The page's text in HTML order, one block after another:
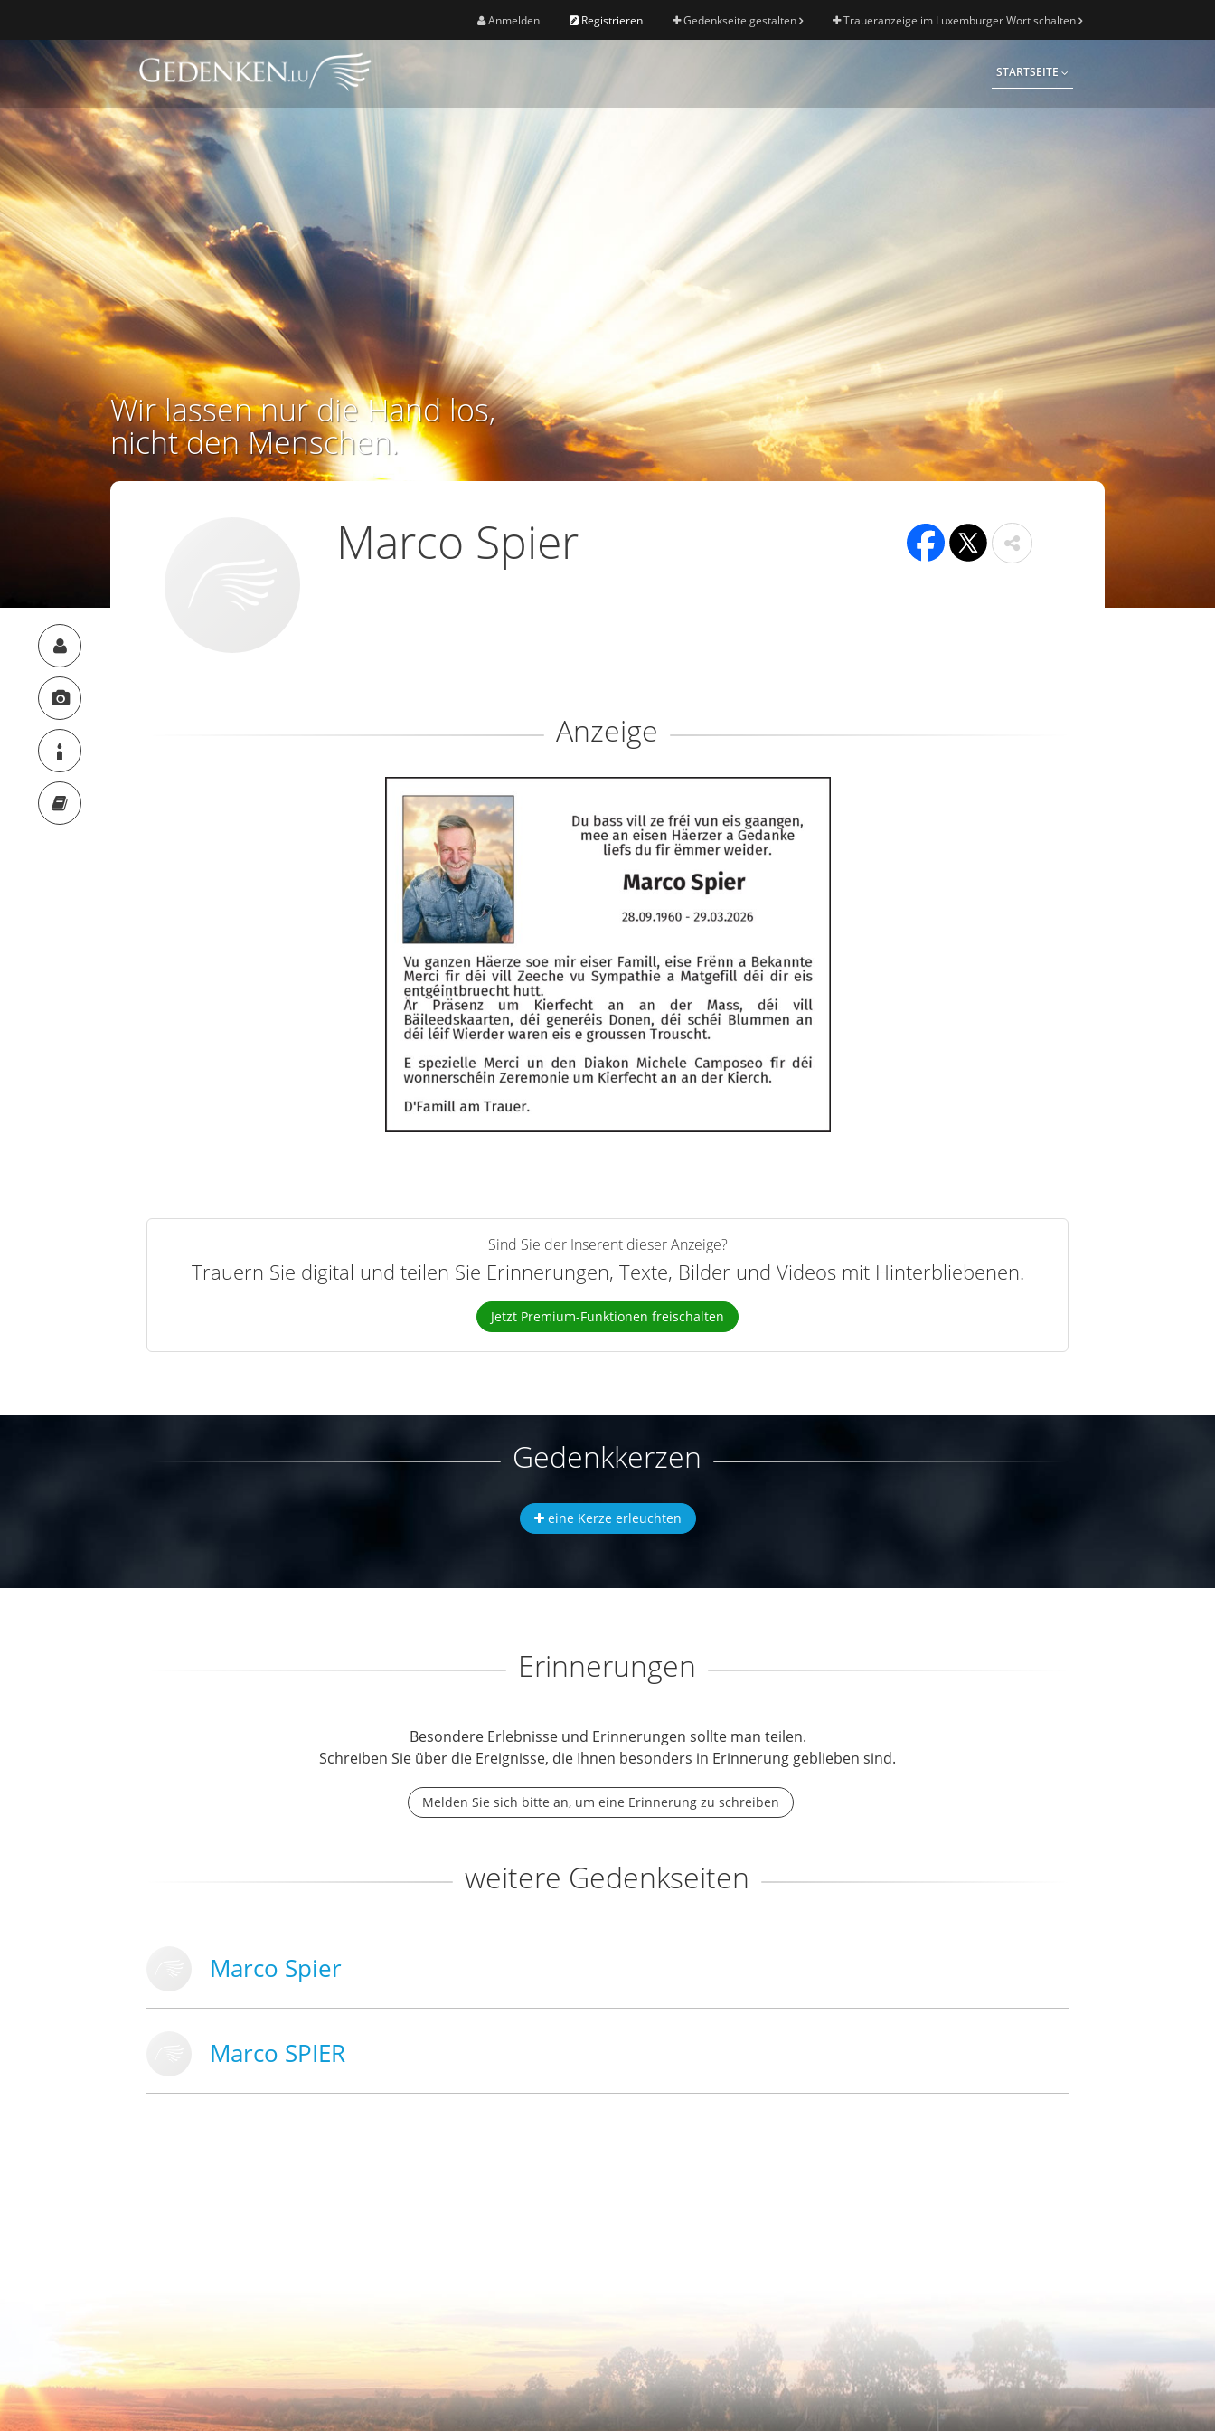
Anmelden Registrieren Gedenkseite gestalten Traueranzeige im Luxemburger Wort schalten
STARTSEITE
Wir lassen nur die Hand los,
nicht den Menschen.
Marco Spier
Anzeige
Sind Sie der Inserent dieser Anzeige?
Trauern Sie digital und teilen Sie Erinnerungen, Texte, Bilder und Videos mit Hinterbliebenen.
Jetzt Premium-Funktionen freischalten
Gedenkkerzen
eine Kerze erleuchten
Erinnerungen
Besondere Erlebnisse und Erinnerungen sollte man teilen.
Schreiben Sie über die Ereignisse, die Ihnen besonders in Erinnerung geblieben sind.
Melden Sie sich bitte an, um eine Erinnerung zu schreiben
weitere Gedenkseiten
Marco Spier
Marco SPIER